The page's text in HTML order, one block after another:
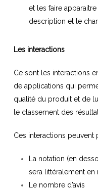
et les faire
description et le
Les interactions
Ce sont les interactions
de applications qui
qualité du produit et de
le classement des
Ces interactions
La notation (en
sera littéralement en
Le nombre d’avis